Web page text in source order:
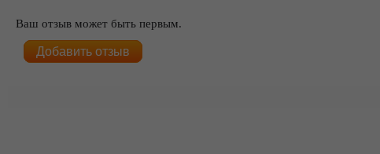
Ваш отзыв может быть первым.
Добавить отзыв